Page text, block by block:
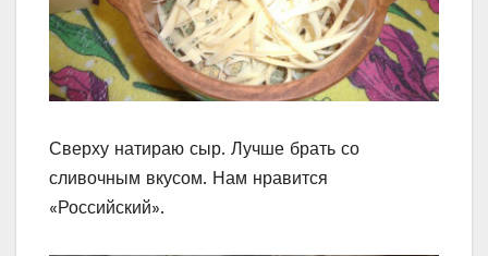
Сверху натираю сыр. Лучше брать со
сливочным вкусом. Нам нравится
«Российский».